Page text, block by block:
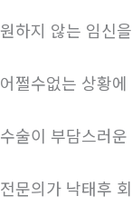
원하지 않는 임신
어쩔수없는 상황
수술이 부담스러
전문의가 낙태후